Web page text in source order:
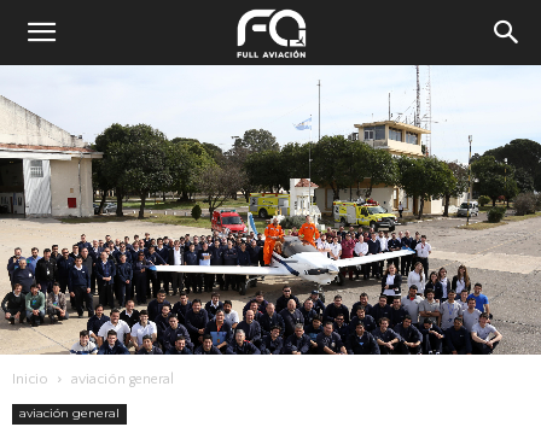
Inicio aviación general
aviación general